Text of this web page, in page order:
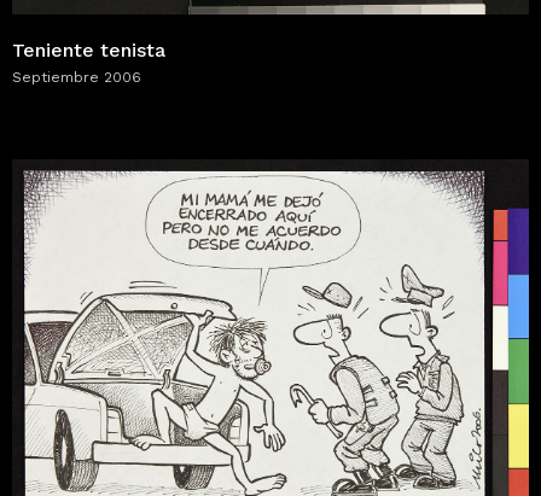
Teniente tenista
Septiembre 2006